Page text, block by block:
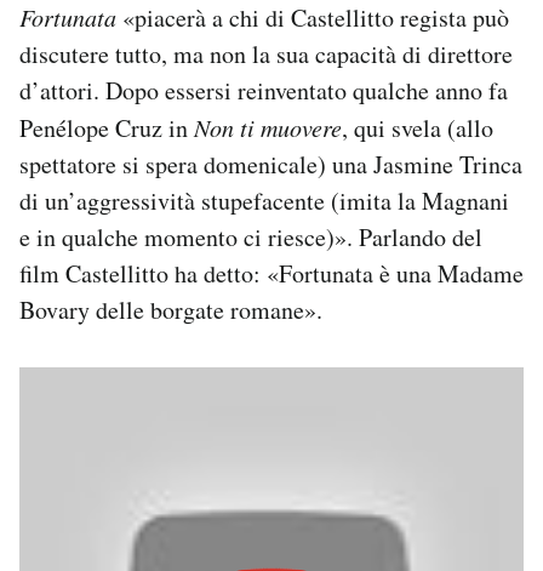
Fortunata «piacerà a chi di Castellitto regista può
discutere tutto, ma non la sua capacità di direttore
d’attori. Dopo essersi reinventato qualche anno fa
Penélope Cruz inNon ti muovere, qui svela (allo
spettatore si spera domenicale) una Jasmine Trinca
di un’aggressività stupefacente (imita la Magnani
e in qualche momento ci riesce)». Parlando del
film Castellitto ha detto: «Fortunata è una Madame
Bovary delle borgate romane».